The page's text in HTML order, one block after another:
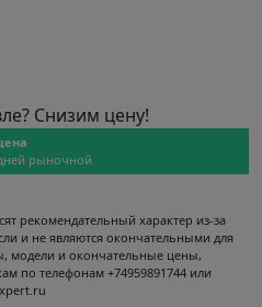
Снизим цену!
рыночной
рекомендательный характер из-за
и не являются окончательными для
модели и окончательные цены,
по телефонам +74959891744 или